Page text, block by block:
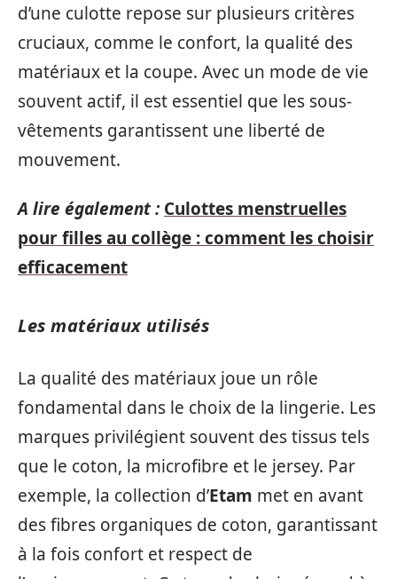
d’une culotte repose sur plusieurs critères
cruciaux, comme le confort, la qualité des
matériaux et la coupe. Avec un mode de vie
souvent actif, il est essentiel que les sous-
vêtements garantissent une liberté de
mouvement.
A lire également : Culottes menstruelles
pour filles au collège : comment les choisir
efficacement
Les matériaux utilisés
La qualité des matériaux joue un rôle
fondamental dans le choix de la lingerie. Les
marques privilégient souvent des tissus tels
que le coton, la microfibre et le jersey. Par
exemple, la collection d’Etam met en avant
des fibres organiques de coton, garantissant
à la fois confort et respect de